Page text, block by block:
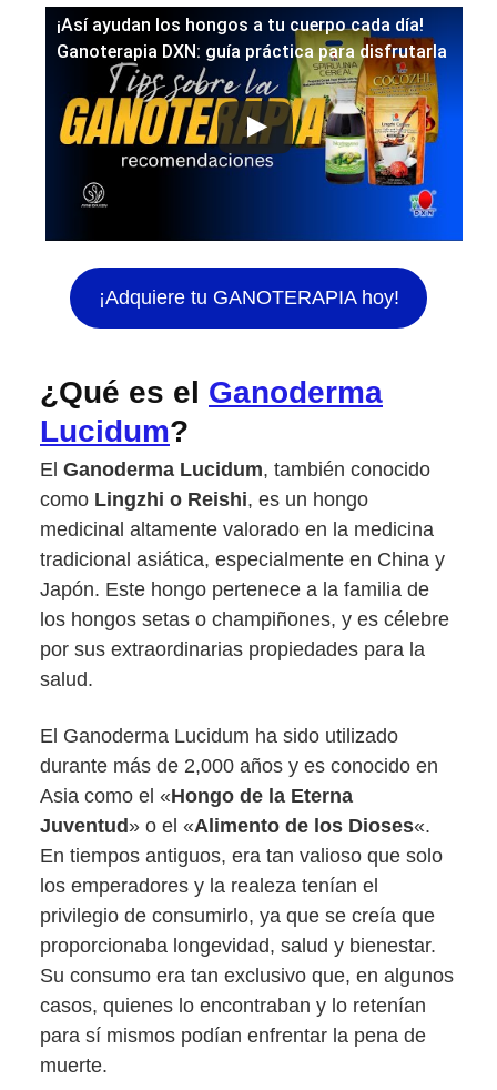
¡Así ayudan los hongos a tu cuerpo cada día!
Ganoterapia DXN: guía práctica para disfrutarla
¡Adquiere tu GANOTERAPIA hoy!
¿Qué es el Ganoderma
Lucidum?
El Ganoderma Lucidum, también conocido
como Lingzhi o Reishi, es un hongo
medicinal altamente valorado en la medicina
tradicional asiática, especialmente en China y
Japón. Este hongo pertenece a la familia de
los hongos setas o champiñones, y es célebre
por sus extraordinarias propiedades para la
salud.
El Ganoderma Lucidum ha sido utilizado
durante más de 2,000 años y es conocido en
Asia como el «Hongo de la Eterna
Juventud » o el «Alimento de los Dioses«.
En tiempos antiguos, era tan valioso que solo
los emperadores y la realeza tenían el
privilegio de consumirlo, ya que se creía que
proporcionaba longevidad, salud y bienestar.
Su consumo era tan exclusivo que, en algunos
casos, quienes lo encontraban y lo retenían
para sí mismos podían enfrentar la pena de
muerte.